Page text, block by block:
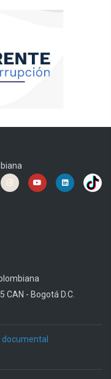
CAN - Bogotá D.C.